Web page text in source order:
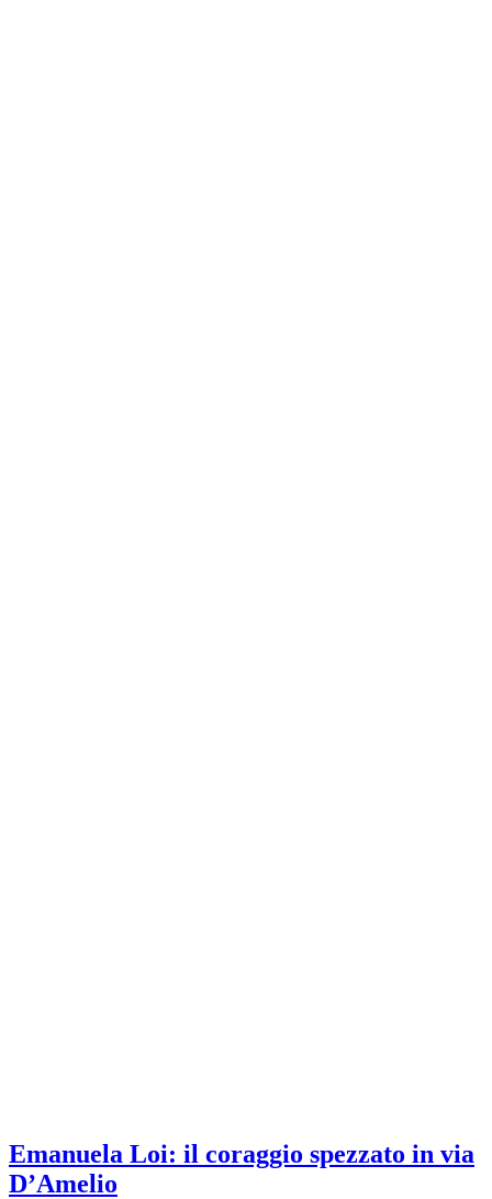
Emanuela Loi: il coraggio spezzato in via
D’Amelio